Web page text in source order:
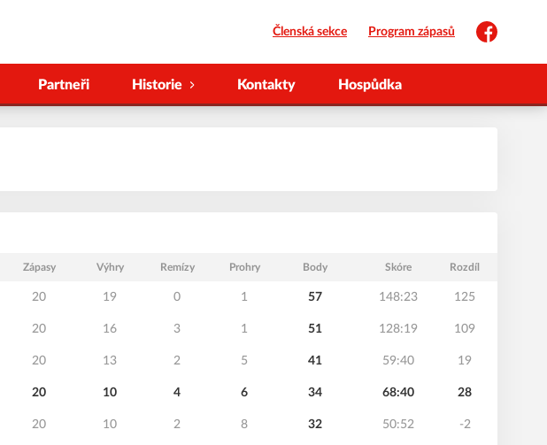
Členská sekce Program zápasů
Facebook
Partneři Historie Kontakty Hospůdka
Zápasy Výhry Remízy Prohry Body Skóre Rozdíl
20 19 0 1 57 148:23 125
20 16 3 1 51 128:19 109
20 13 2 5 41 59:40 19
20 10 4 6 34 68:40 28
20 10 2 8 32 50:52 -2